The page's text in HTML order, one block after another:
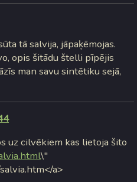
tā salvija, jāpaķēmojas.
opis šitādu štelli pīpējis
man savu sintētiku sejā,
uz cilvēkiem kas lietoja šito
\"
a>